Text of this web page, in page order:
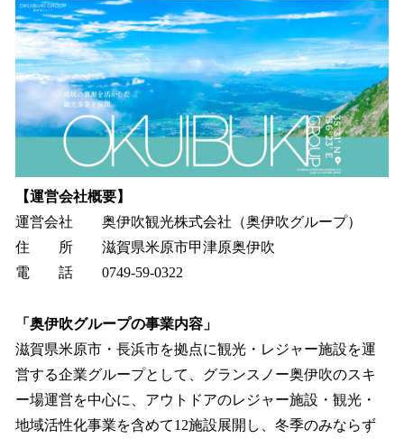
【運営会社概要】
運営会社 奥伊吹観光株式会社（奥伊吹グループ）
住 所 滋賀県米原市甲津原奥伊吹
電 話 0749-59-0322
「奥伊吹グループの事業内容」
滋賀県米原市・長浜市を拠点に観光・レジャー施設を運
営する企業グループとして、グランスノー奥伊吹のスキ
ー場運営を中心に、アウトドアのレジャー施設・観光・
地域活性化事業を含めて12施設展開し、冬季のみならず